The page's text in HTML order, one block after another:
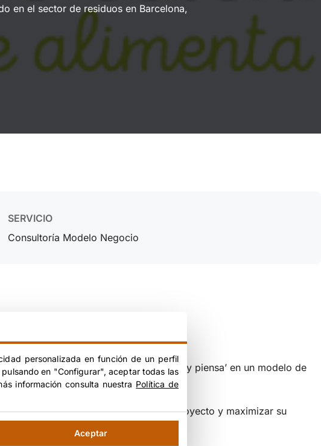
en el sector de residuos en Barcelona,
SERVICIO
Consultoría Modelo Negocio
su proyecto educativo ‘pesa y piensa’ en un modelo de
la viabilidad a largo plazo del proyecto y maximizar su
personalizada en función de un perfil
en "Configurar", aceptar todas las
información consulta nuestra Política de
Aceptar